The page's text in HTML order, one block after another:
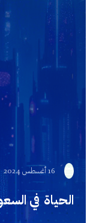
16 أغسطس 2024
الحياة في